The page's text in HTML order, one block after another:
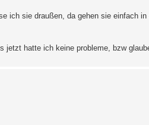
ich sie draußen, da gehen sie einfach
jetzt hatte ich keine probleme, bzw